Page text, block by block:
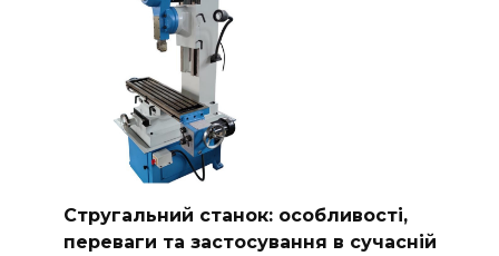
Стругальний станок: особливості,
переваги та застосування в сучасній